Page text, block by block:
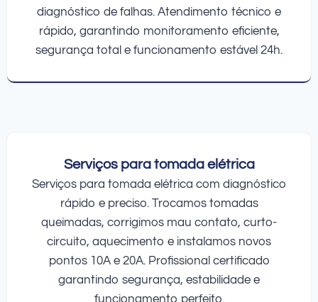
diagnóstico de falhas. Atendimento técnico e
rápido, garantindo monitoramento eficiente,
segurança total e funcionamento estável 24h.
Serviços para tomada elétrica
Serviços para tomada elétrica com diagnóstico
rápido e preciso. Trocamos tomadas
queimadas, corrigimos mau contato, curto-
circuito, aquecimento e instalamos novos
pontos 10A e 20A. Profissional certificado
garantindo segurança, estabilidade e
funcionamento perfeito.